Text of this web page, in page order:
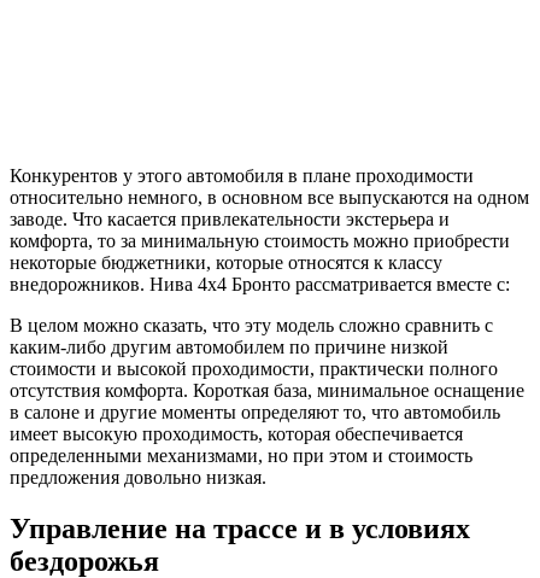
Конкурентов у этого автомобиля в плане проходимости
относительно немного, в основном все выпускаются на одном
заводе. Что касается привлекательности экстерьера и
комфорта, то за минимальную стоимость можно приобрести
некоторые бюджетники, которые относятся к классу
внедорожников. Нива 4х4 Бронто рассматривается вместе с:
В целом можно сказать, что эту модель сложно сравнить с
каким-либо другим автомобилем по причине низкой
стоимости и высокой проходимости, практически полного
отсутствия комфорта. Короткая база, минимальное оснащение
в салоне и другие моменты определяют то, что автомобиль
имеет высокую проходимость, которая обеспечивается
определенными механизмами, но при этом и стоимость
предложения довольно низкая.
Управление на трассе и в условиях
бездорожья